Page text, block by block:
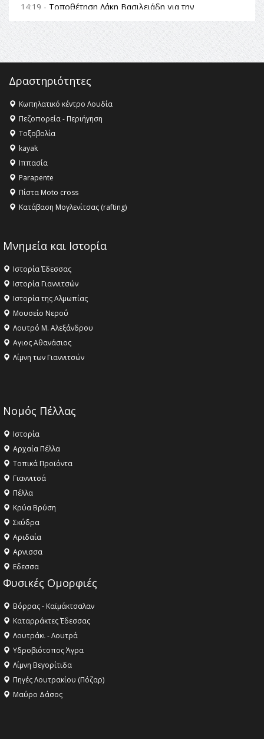
14:19 - Τοποθέτηση Λάκη Βασιλειάδη για την
Αναθεώρηση του Συντάγματος: «Σε τέτοιες κορυφαίες
θεσμικές διαδικασίες υπάρχει μόνο η ευθύνη απέναντι
στις επόμενες γενιές»
16:35 -Το πρόγραμμα του ΠΑΟΚ στον δεύτερο γύρο του
16:27 - Όλυμπος: Εντάχθηκε στον Κατάλογο Παγκόσμιας
Κληρονομιάς της UNESCO – Ομόφωνη η απόφαση Ο
Όλυμπος αναγνωρίστηκε ως φυσικό και πολιτιστικό
αγαθό εξέχουσας οικουμενικής αξίας για την
ανθρωπότητα
16:18 -
ΣΤΗΝ ΕΔΕΣΣΑ
Δραστηριότητες
Κωπηλατικό κέντρο Λουδία
Πεζοπορεία - Περιήγηση
Τοξοβολία
kayak
Ιππασία
Parapente
Πίστα Moto cross
Κατάβαση Μογλενίτσας (rafting)
Μνημεία και Ιστορία
Ιστορία Έδεσσας
Ιστορία Γιαννιτσών
Ιστορία της Αλμωπίας
Μουσείο Νερού
Λουτρό Μ. Αλεξάνδρου
Αγιος Αθανάσιος
Λίμνη των Γιαννιτσών
Νομός Πέλλας
Ιστορία
Αρχαία Πέλλα
Τοπικά Προϊόντα
Γιαννιτσά
Πέλλα
Κρύα Βρύση
Σκύδρα
Αριδαία
Aρνισσα
Eδεσσα
Φυσικές Ομορφιές
Βόρρας - Καϊμάκτσαλαν
Καταρράκτες Έδεσσας
Λουτράκι - Λουτρά
Υδροβιότοπος Άγρα
Λίμνη Βεγορίτιδα
Πηγές Λουτρακίου (Πόζαρ)
Μαύρο Δάσος